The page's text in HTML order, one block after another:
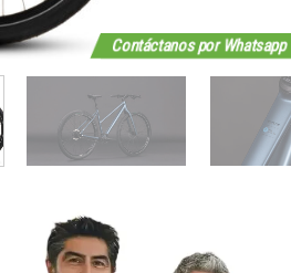
Contáctanos por Whatsapp